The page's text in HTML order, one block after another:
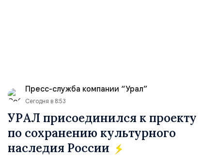
Пресс-служба компании “Урал”
Сегодня в 8:53
УРАЛ присоединился к проекту
по сохранению культурного
наследия России